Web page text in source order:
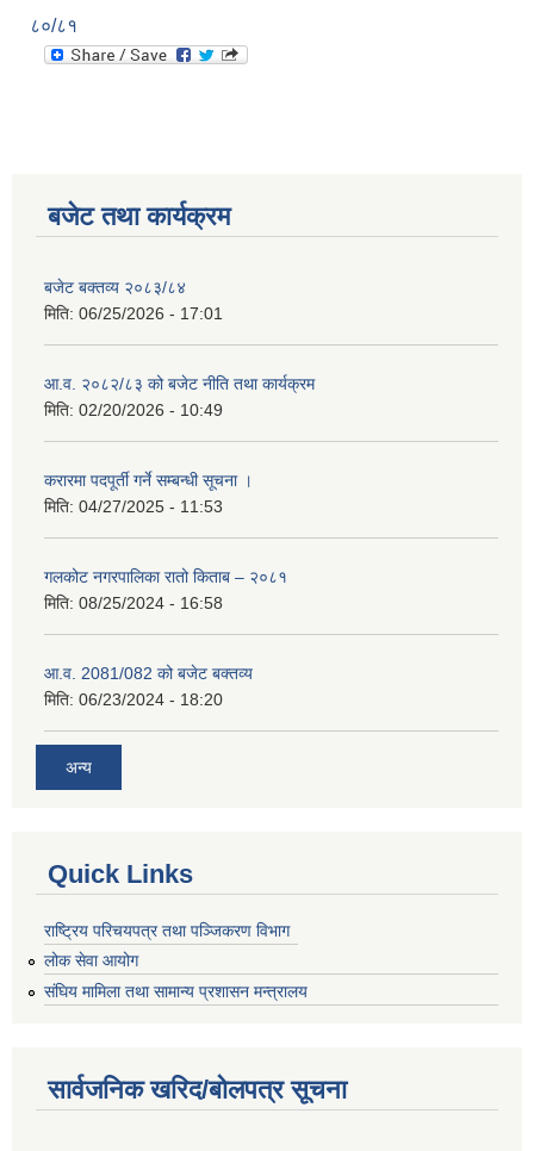
८०/८१
बजेट तथा कार्यक्रम
बजेट बक्तव्य २०८३/८४
मिति: 06/25/2026 - 17:01
आ.व. २०८२/८३ को बजेट नीति तथा कार्यक्रम
मिति: 02/20/2026 - 10:49
करारमा पदपूर्ती गर्ने सम्बन्धी सूचना ।
मिति: 04/27/2025 - 11:53
गलकोट नगरपालिका रातो किताब – २०८१
मिति: 08/25/2024 - 16:58
आ.व. 2081/082 को बजेट बक्तव्य
मिति: 06/23/2024 - 18:20
अन्य
Quick Links
राष्ट्रिय परिचयपत्र तथा पञ्जिकरण विभाग
लोक सेवा आयोग
संघिय मामिला तथा सामान्य प्रशासन मन्त्रालय
सार्वजनिक खरिद/बोलपत्र सूचना